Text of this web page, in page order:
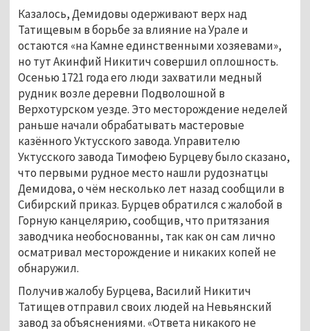
Казалось, Демидовы одерживают верх над
Татищевым в борьбе за влияние на Урале и
остаются «на Камне единственными хозяевами»,
но тут Акинфий Никитич совершил оплошность.
Осенью 1721 года его люди захватили медный
рудник возле деревни Подволошной в
Верхотурском уезде. Это месторождение неделей
раньше начали обрабатывать мастеровые
казённого Уктусского завода. Управителю
Уктусского завода Тимофею Бурцеву было сказано,
что первыми рудное место нашли рудознатцы
Демидова, о чём несколько лет назад сообщили в
Сибирский приказ. Бурцев обратился с жалобой в
Горную канцелярию, сообщив, что притязания
заводчика необоснованны, так как он сам лично
осматривал месторождение и никаких копей не
обнаружил.
Получив жалобу Бурцева, Василий Никитич
Татищев отправил своих людей на Невьянский
завод за объяснениями. «Ответа никакого не